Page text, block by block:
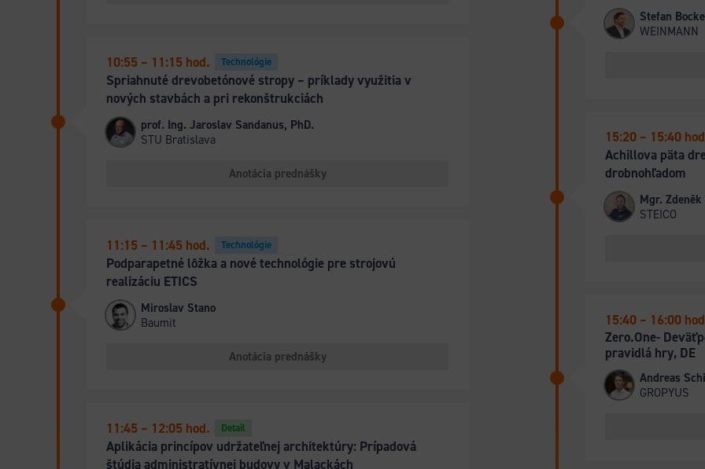
10:55 – 11:15 hod. Technológie
Spriahnuté drevobetónové stropy – príklady využitia v
nových stavbách a pri rekonštrukciách
prof. Ing. Jaroslav Sandanus, PhD.
STU Bratislava
Anotácia prednášky
11:15 – 11:45 hod. Technológie
Podparapetné lôžka a nové technológie pre strojovú
realizáciu ETICS
Miroslav Stano
Baumit
Anotácia prednášky
11:45 – 12:05 hod. Detail
Aplikácia princípov udržateľnej architektúry: Prípadová
štúdia administratívnej budovy v Malackách
Stefan
WEINMANN
15:20 – 15:40
Achillova päta
drobnohľadom
Mgr.
STEICO
15:40 – 16:00
Zero.One-
pravidlá hry, DE
Andreas
GROPYUS